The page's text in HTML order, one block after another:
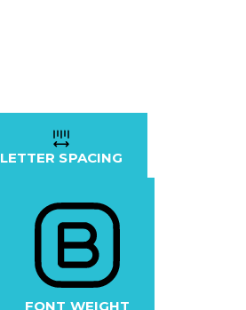
LETTER SPACING
FONT WEIGHT